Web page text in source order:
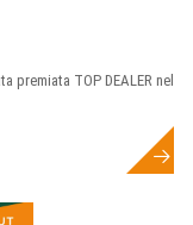
premiata TOP DEALER nel